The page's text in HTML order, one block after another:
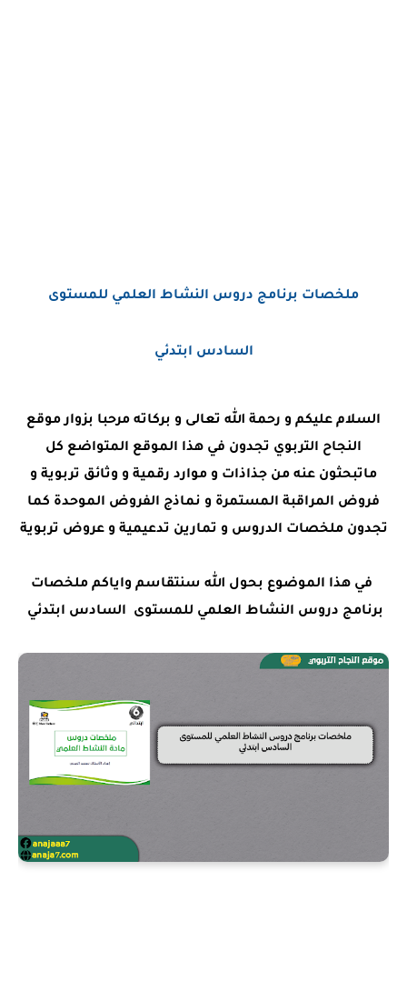
ملخصات برنامج دروس النشاط العلمي للمستوى
السادس ابتدئي
السلام عليكم و رحمة الله تعالى و بركاته مرحبا بزوار موقع
النجاح التربوي تجدون في هذا الموقع المتواضع كل
ماتبحثون عنه من جذاذات و موارد رقمية و وثائق تربوية و
فروض المراقبة المستمرة و نماذج الفروض الموحدة كما
تجدون ملخصات الدروس و تمارين تدعيمية و عروض تربوية
في هذا الموضوع بحول الله سنتقاسم واياكم ملخصات
برنامج دروس النشاط العلمي للمستوى السادس ابتدئي